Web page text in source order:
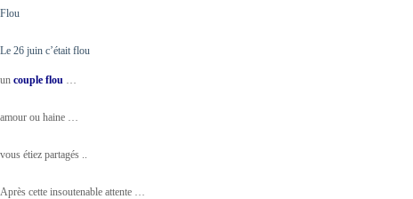
Flou
Le 26 juin c’était flou
un couple flou
amour ou haine …
vous étiez partagés ..
Après cette insoutenable attente …